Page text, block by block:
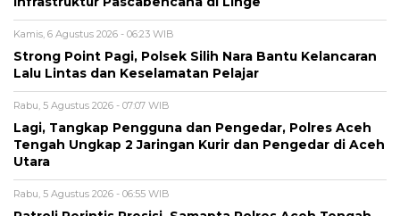
Kamis, 6 Agustus 2026 - 06:23 WIB
Strong Point Pagi, Polsek Silih Nara Bantu Kelancaran
Lalu Lintas dan Keselamatan Pelajar
Rabu, 5 Agustus 2026 - 07:07 WIB
Lagi, Tangkap Pengguna dan Pengedar, Polres Aceh
Tengah Ungkap 2 Jaringan Kurir dan Pengedar di Aceh
Utara
Rabu, 5 Agustus 2026 - 06:55 WIB